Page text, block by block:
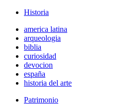
Historia
america latina
arqueologia
biblia
curiosidad
devocion
españa
historia del arte
Patrimonio